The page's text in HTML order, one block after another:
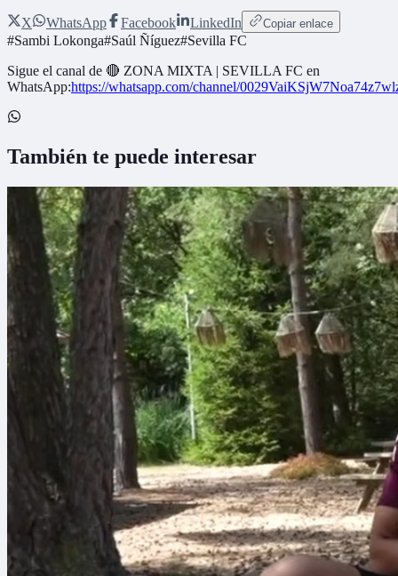
X WhatsApp Facebook LinkedIn Copiar enlace
#Sambi Lokonga#Saúl Ñíguez#Sevilla FC
Sigue el canal de 🔴 ZONA MIXTA | SEVILLA FC en
WhatsApp:https://whatsapp.com/channel/
También te puede interesar